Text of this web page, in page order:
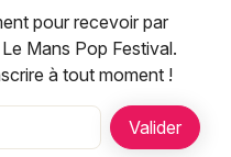
pour recevoir par
Mans Pop Festival.
à tout moment !